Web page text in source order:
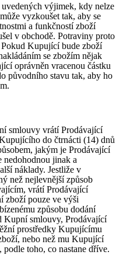
výjimek, kdy nelze
vyzkoušet tak, aby se
a funkčností zboží
v obchodě. Potraviny proto
Kupující bude zboží
se zbožím nějak
oprávněn vracenou částku
původního stavu tak, aby ho
smlouvy vrátí Prodávající
do čtrnácti (14) dnů
jakým je Prodávající
jinak a
náklady. Jestliže v
než nejlevnější způsob
vrátí Prodávající
zboží pouze ve výši
způsobu dodání
smlouvy, Prodávající
prostředky Kupujícímu
nebo než mu Kupující
toho, co nastane dříve.